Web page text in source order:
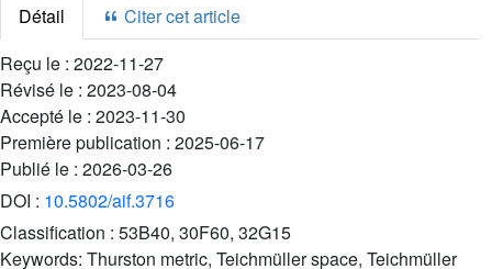
Détail
Citer cet article
Reçu le : 2022-11-27
Révisé le : 2023-08-04
Accepté le : 2023-11-30
Première publication : 2025-06-17
Publié le : 2026-03-26
DOI : 10.5802/aif.3716
Classification : 53B40, 30F60, 32G15
Keywords: Thurston metric, Teichmüller space, Teichmüller